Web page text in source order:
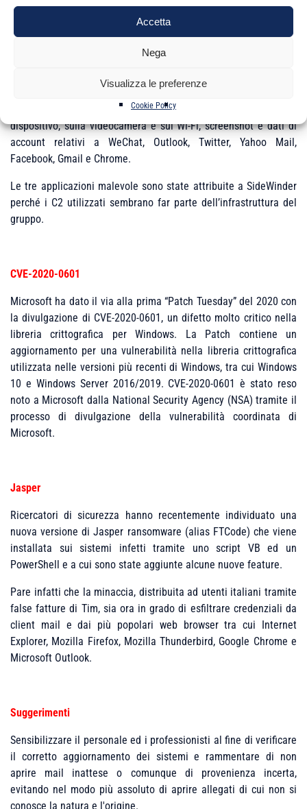
Accetta
Nega
Visualizza le preferenze
Cookie Policy
scaricare, installare e avviare l’APK callCam sul dispositivo.
Quest’ultima abilita invece i permessi di accesso e li lancia
senza che sia richiesta alcuna interazione con l’utente.
Dopodiché nasconde la sua icona e raccoglie le seguenti
informazioni da inviare al C2: localizzazione, stato della
batteria, file e lista delle app installate, informazioni sul
dispositivo, sulla videocamera e sul Wi-Fi, screenshot e dati di
account relativi a WeChat, Outlook, Twitter, Yahoo Mail,
Facebook, Gmail e Chrome.
Le tre applicazioni malevole sono state attribuite a SideWinder
perché i C2 utilizzati sembrano far parte dell’infrastruttura del
gruppo.
CVE-2020-0601
Microsoft ha dato il via alla prima “Patch Tuesday” del 2020 con
la divulgazione di CVE-2020-0601, un difetto molto critico nella
libreria crittografica per Windows. La Patch contiene un
aggiornamento per una vulnerabilità nella libreria crittografica
utilizzata nelle versioni più recenti di Windows, tra cui Windows
10 e Windows Server 2016/2019. CVE-2020-0601 è stato reso
noto a Microsoft dalla National Security Agency (NSA) tramite il
processo di divulgazione della vulnerabilità coordinata di
Microsoft.
Jasper
Ricercatori di sicurezza hanno recentemente individuato una
nuova versione di Jasper ransomware (alias FTCode) che viene
installata sui sistemi infetti tramite uno script VB ed un
PowerShell e a cui sono state aggiunte alcune nuove feature.
Pare infatti che la minaccia, distribuita ad utenti italiani tramite
false fatture di Tim, sia ora in grado di esfiltrare credenziali da
client mail e dai più popolari web browser tra cui Internet
Explorer, Mozilla Firefox, Mozilla Thunderbird, Google Chrome e
Microsoft Outlook.
Suggerimenti
Sensibilizzare il personale ed i professionisti al fine di verificare
il corretto aggiornamento dei sistemi e rammentare di non
aprire mail inattese o comunque di provenienza incerta,
evitando nel modo più assoluto di aprire allegati di cui non si
conosce la natura e l'origine.